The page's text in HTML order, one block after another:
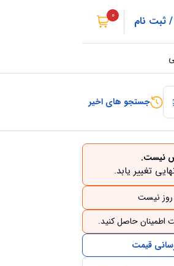
ثبت نام 0
جستجو های اخیر
نیست.
تغییر یابد.
نیست
اطمینان حاصل کنید.
قیمت